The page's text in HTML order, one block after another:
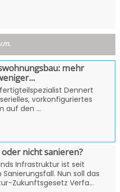
mehr
Dennert
vorkonfiguriertes
auf den ...
nicht sanieren?
Infrastruktur ist seit
Sanierungsfall. Nun soll das
Zukunftsgesetz Verfa...